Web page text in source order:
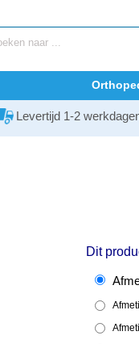
Levertijd 1-2
Dit